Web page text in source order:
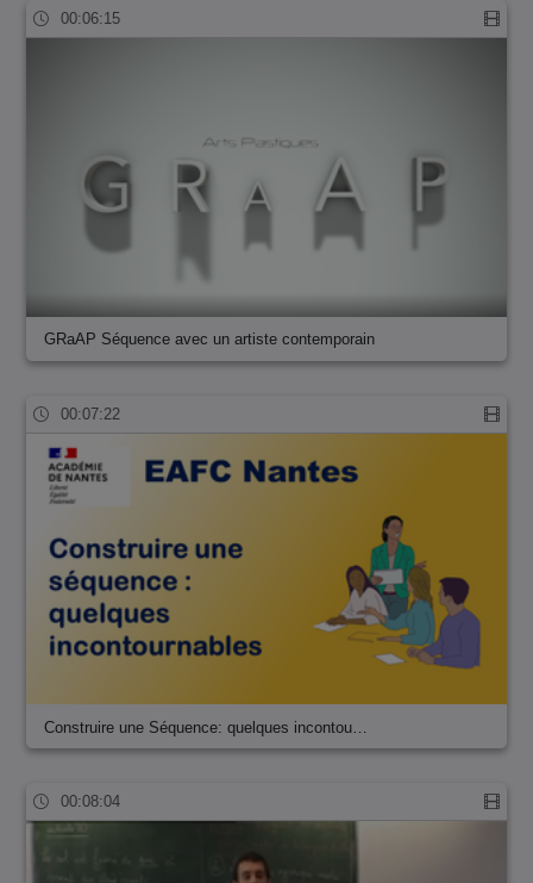
00:06:15
GRaAP Séquence avec un artiste contemporain
00:07:22
Construire une Séquence: quelques incontou…
00:08:04